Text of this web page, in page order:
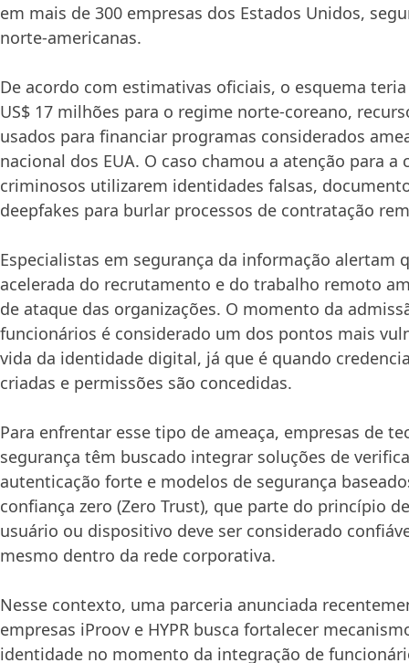
em mais de 300 empresas dos Estados Unidos,
norte-americanas.
De acordo com estimativas oficiais, o esquema
US$ 17 milhões para o regime norte-coreano,
usados para financiar programas considerados
nacional dos EUA. O caso chamou a atenção para a
criminosos utilizarem identidades falsas,
deepfakes para burlar processos de contratação
Especialistas em segurança da informação alertam
acelerada do recrutamento e do trabalho remoto
de ataque das organizações. O momento da
funcionários é considerado um dos pontos mais
vida da identidade digital, já que é quando
criadas e permissões são concedidas.
Para enfrentar esse tipo de ameaça, empresas de
segurança têm buscado integrar soluções de
autenticação forte e modelos de segurança
confiança zero (Zero Trust), que parte do princípio
usuário ou dispositivo deve ser considerado
mesmo dentro da rede corporativa.
Nesse contexto, uma parceria anunciada
empresas iProov e HYPR busca fortalecer
identidade no momento da integração de